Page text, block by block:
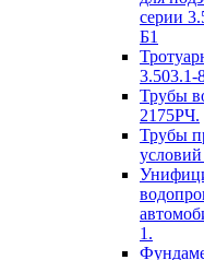
серии
Б1
3.503.1-
Трубы
2175РЧ.
Трубы
1.